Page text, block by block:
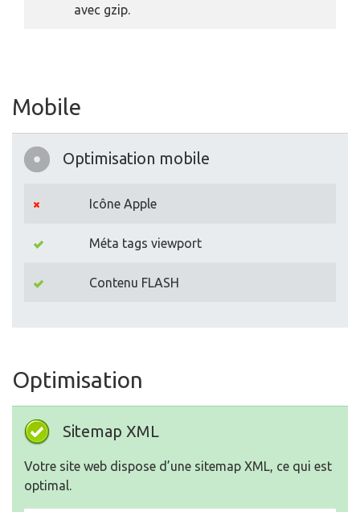
avec gzip.
Mobile
Optimisation mobile
Icône Apple
Méta tags viewport
Contenu FLASH
Optimisation
Sitemap XML
Votre site web dispose d’une sitemap XML, ce qui est
optimal.